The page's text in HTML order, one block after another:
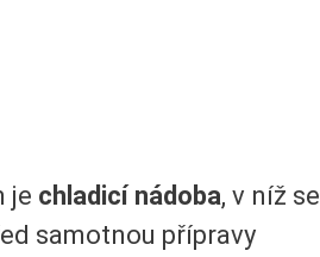
je chladicí nádoba, v níž se
samotnou přípravy